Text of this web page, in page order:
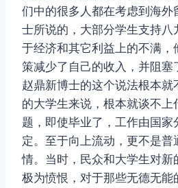
们中的很多人都在考虑到海外
士所说的，大部分学生支持八
于经济和其它利益上的不满，
策减少了自己的收入，并阻塞
赵鼎新博士的这个说法根本就
的大学生来说，根本就谈不上
题，即使毕业了，工作由国家
定。至于向上流动，更不是
情。当时，民众和大学生对新
极为愤恨，对于那些无德无能